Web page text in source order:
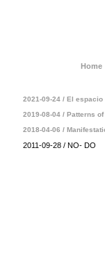
Home
2021-09-24 / El
2019-08-04 / Patterns
2018-04-06 /
2011-09-28 / NO- DO